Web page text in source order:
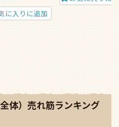
に入りに追加
体）売れ筋ランキング